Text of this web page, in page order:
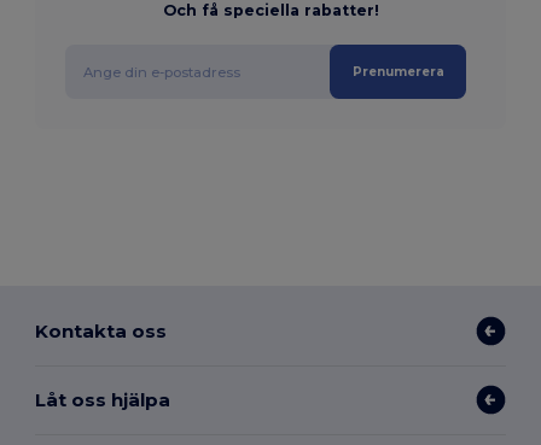
Och få speciella rabatter!
Prenumerera
Kontakta oss
Låt oss hjälpa